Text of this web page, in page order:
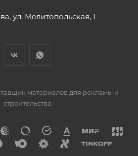
ул. Мелитопольская, 1
материалов для рекламы и
строительства